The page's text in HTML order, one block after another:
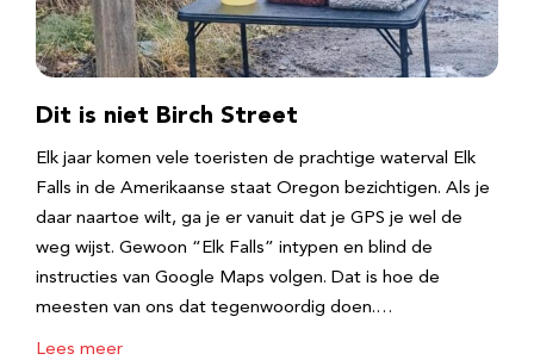
Dit is niet Birch Street
Elk jaar komen vele toeristen de prachtige waterval Elk
Falls in de Amerikaanse staat Oregon bezichtigen. Als je
daar naartoe wilt, ga je er vanuit dat je GPS je wel de
weg wijst. Gewoon “Elk Falls” intypen en blind de
instructies van Google Maps volgen. Dat is hoe de
meesten van ons dat tegenwoordig doen.…
Lees meer